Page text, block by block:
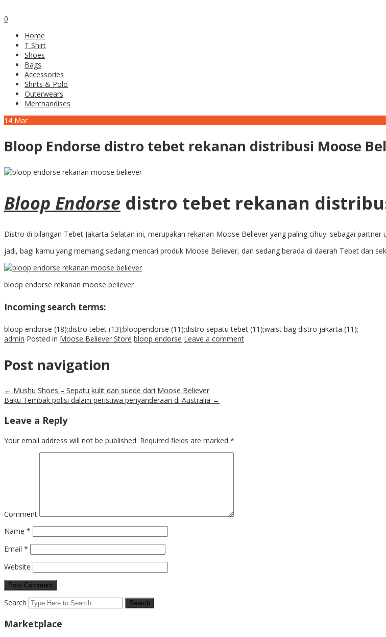
0
Home
T Shirt
Shoes
Bags
Accessories
Shirts & Polo
Outerwears
Merchandises
14 Mar
Bloop Endorse distro tebet rekanan distribusi Moose
Bloop Endorse distro tebet rekanan
Distro di bilangan Tebet Jakarta Selatan ini, merupakan rekanan Moose Believer yang paling cihuy. sebagai
jadi, bagi kamu yang memang sedang mencari produk Moose Believer, dan sedang berada di daerah Tebet dan
bloop endorse rekanan moose believer
Incoming search terms:
bloop endorse (18);distro tebet (13);bloopendorse (11);distro sepatu tebet (11);waist bag distro jakarta (11);
admin Posted in Moose Believer Store bloop endorse Leave a comment
Post navigation
← Mushu Shoes – Sepatu kulit dan suede dari Moose Believer
Baku Tembak polisi dalam peristiwa penyanderaan di Australia →
Leave a Reply
Your email address will not be published. Required fields are marked *
Comment
Name *
Email *
Website
Search
Marketplace